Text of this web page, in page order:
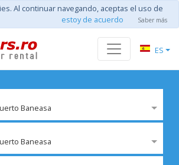
Al continuar navegando, aceptas el uso de
estoy de acuerdo Saber más
ES
Baneasa
Baneasa